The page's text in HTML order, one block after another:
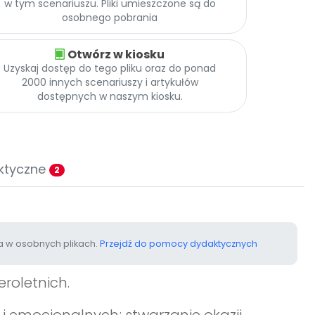
w tym scenariuszu. Pliki umieszczone są do
osobnego pobrania
Otwórz w kiosku
Uzyskaj dostęp do tego pliku oraz do ponad
2000 innych scenariuszy i artykułów
dostępnych w naszym kiosku.
2
osobnych plikach. Przejdź do pomocy dydaktycznych